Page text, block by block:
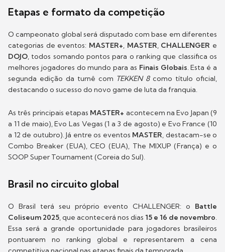
Etapas e formato da competição
O campeonato global será disputado com base em diferentes
categorias de eventos: MASTER+, MASTER, CHALLENGER e
DOJO, todos somando pontos para o ranking que classifica os
melhores jogadores do mundo para as Finais Globais. Esta é a
segunda edição da turnê com TEKKEN 8como título oficial,
destacando o sucesso do novo game de luta da franquia.
As três principais etapas MASTER+ acontecem na Evo Japan (9
a 11 de maio), Evo Las Vegas (1 a 3 de agosto) e Evo France (10
a 12 de outubro). Já entre os eventos MASTER, destacam-se o
Combo Breaker (EUA), CEO (EUA), The MIXUP (França) e o
SOOP Super Tournament (Coreia do Sul).
Brasil no circuito global
O Brasil terá seu próprio evento CHALLENGER: o Battle
Coliseum 2025, que acontecerá nos dias 15 e 16 de novembro.
Essa será a grande oportunidade para jogadores brasileiros
pontuarem no ranking global e representarem a cena